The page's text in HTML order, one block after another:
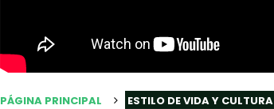
PÁGINA PRINCIPAL ESTILO DE VIDA Y CULTURA